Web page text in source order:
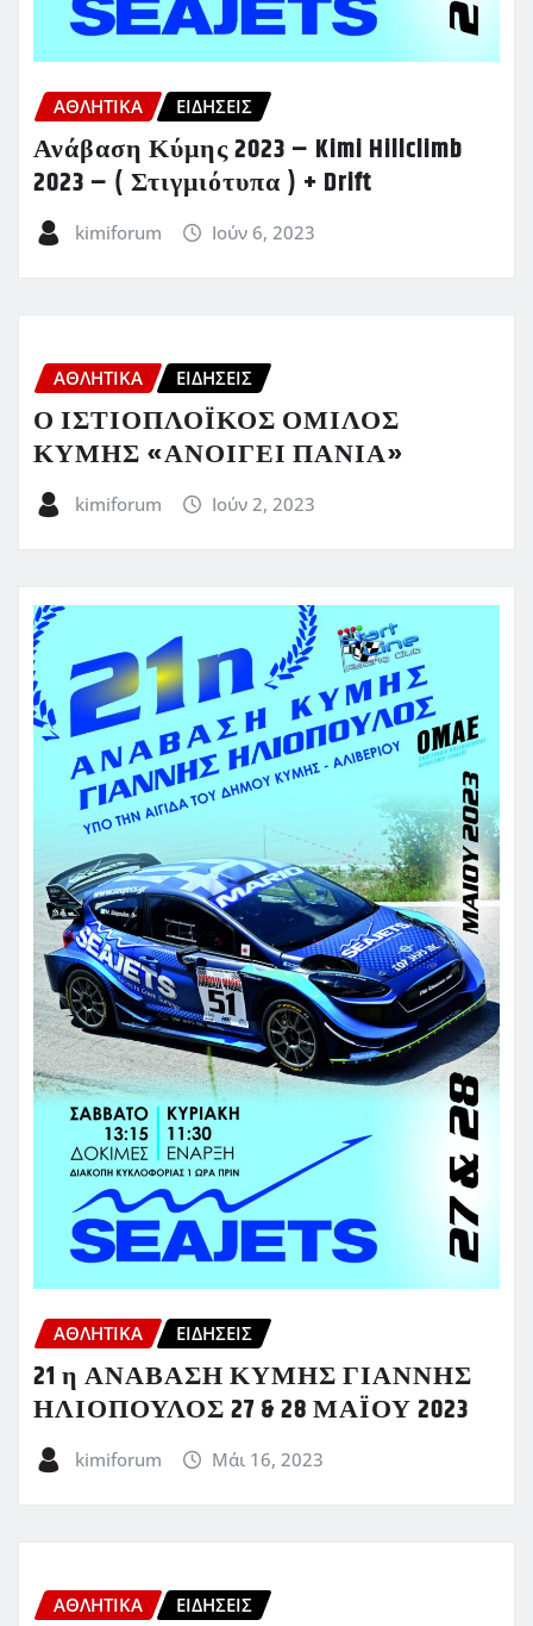
ΑΘΛΗΤΙΚΑ ΕΙΔΗΣΕΙΣ
Ανάβαση Κύμης 2023 – Kimi Hillclimb
2023 – ( Στιγμιότυπα ) + Drift
kimiforum Ιούν 6, 2023
ΑΘΛΗΤΙΚΑ ΕΙΔΗΣΕΙΣ
Ο ΙΣΤΙΟΠΛΟΪΚΟΣ ΟΜΙΛΟΣ
ΚΥΜΗΣ «ΑΝΟΙΓΕΙ ΠΑΝΙΑ»
kimiforum Ιούν 2, 2023
ΑΘΛΗΤΙΚΑ ΕΙΔΗΣΕΙΣ
21 η ΑΝΑΒΑΣΗ ΚΥΜΗΣ ΓΙΑΝΝΗΣ
ΗΛΙΟΠΟΥΛΟΣ 27 & 28 ΜΑΪΟΥ 2023
kimiforum Μάι 16, 2023
ΑΘΛΗΤΙΚΑ ΕΙΔΗΣΕΙΣ